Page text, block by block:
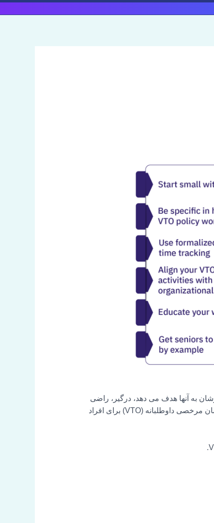
به آنها هدف می دهد، درگیر، راضی
تر و انعطاف پذیرتر هستند. آنها همچنین سازنده تر هستند و مایلند شرکت را به دیگران توصیه کنند. فراهم کردن زمان مرخصی داوطلبانه (VTO) برای افراد